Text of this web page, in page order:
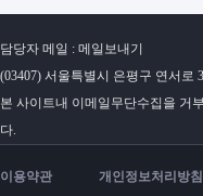
담당자 메일 : 메일보내기
(03407) 서울특별시 은평구 연서로
본 사이트내 이메일무단수집을 거
다.
이용약관 개인정보처리방침